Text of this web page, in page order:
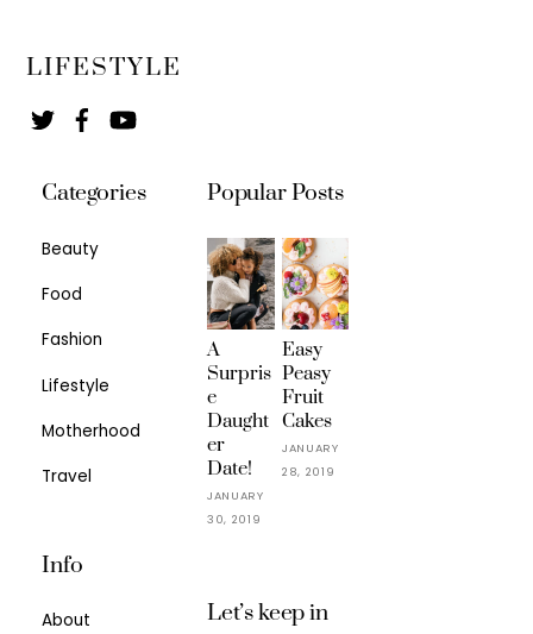
LIFESTYLE
TwitterFacebook
Categories
Beauty
Food
Fashion
Lifestyle
Motherhood
Travel
Info
About
Popular Posts
A
Surpris
e
Daught
er
Date!
JANUARY
30, 2019
Easy
Peasy
Fruit
Cakes
JANUARY
28, 2019
Let’s keep in